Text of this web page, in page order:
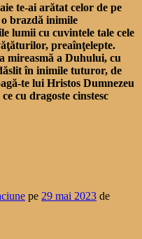
te-ai arătat celor de pe
brazdă inimile
lumii cu cuvintele tale cele
preaînţelepte.
mireasmă a Duhului, cu
în inimile tuturor, de
te lui Hristos Dumnezeu
cu dragoste cinstesc
pe 29 mai 2023 de